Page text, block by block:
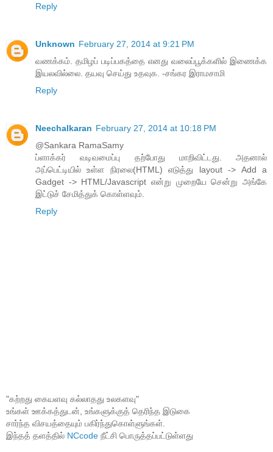
Reply
Unknown February 27, 2014 at 9:21 PM
வணக்கம். தமிழப் படிப்பகத்தை எனது வலைப்பூக்களில் இணைக்க
இயலவில்லை. தயவு செய்து உதவுக. -சங்கர இராமசாமி
Reply
Neechalkaran February 27, 2014 at 10:18 PM
@Sankara RamaSamy
ப்ளாக்கர் வடிவமைப்பு தற்போது மாறிவிட்டது. அதனால்
அப்பெட்டியில் உள்ள நிரலை(HTML) எடுத்து layout -> Add a
Gadget -> HTML/Javascript என்று முறையே சென்று அங்கே
இட்டுச் சேமித்துக் கொள்ளவும்.
Reply
"கற்றது கையளவு கல்லாதது உலகளவு"
உங்கள் ஊக்கத்துடன், உங்களுக்குத் தெரிந்த இடுகை
சார்ந்த விசயத்தையும் பகிர்ந்துகொள்ளுங்கள்.
இந்தத் தளத்தில் NCcode நீட்சி பொருத்தப்பட்டுள்ளது